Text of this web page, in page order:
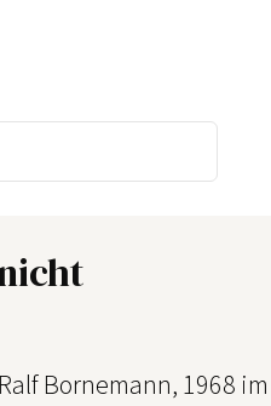
Ralf Bornemann, 1968